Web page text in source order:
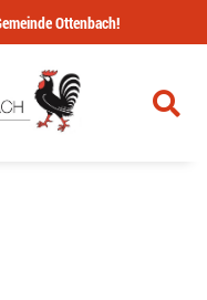
Ottenbach!